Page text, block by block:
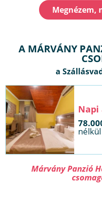
Megnézem,
A MÁRVÁNY
Napi
nélkül
Márvány Panzió